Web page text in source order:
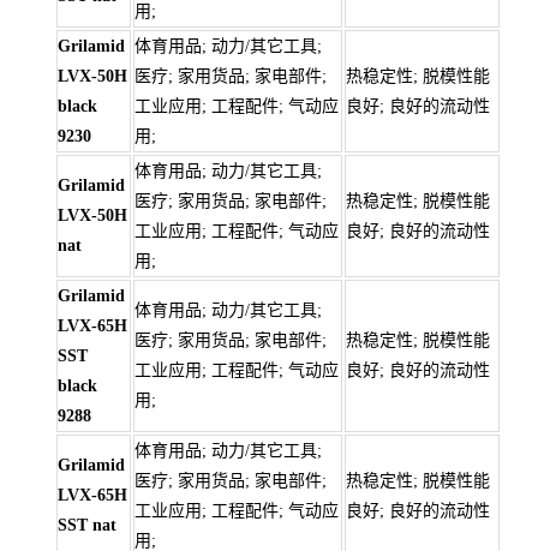
用;
Grilamid
LVX-50H
black
9230
体育用品; 动力/其它工具;
医疗; 家用货品; 家电部件;
工业应用; 工程配件; 气动应
用;
热稳定性; 脱模性能
良好; 良好的流动性
Grilamid
LVX-50H
nat
体育用品; 动力/其它工具;
医疗; 家用货品; 家电部件;
工业应用; 工程配件; 气动应
用;
热稳定性; 脱模性能
良好; 良好的流动性
Grilamid
LVX-65H
SST
black
9288
体育用品; 动力/其它工具;
医疗; 家用货品; 家电部件;
工业应用; 工程配件; 气动应
用;
热稳定性; 脱模性能
良好; 良好的流动性
Grilamid
LVX-65H
SST nat
体育用品; 动力/其它工具;
医疗; 家用货品; 家电部件;
工业应用; 工程配件; 气动应
用;
热稳定性; 脱模性能
良好; 良好的流动性